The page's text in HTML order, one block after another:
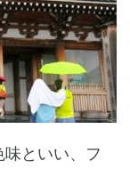
といい、フ